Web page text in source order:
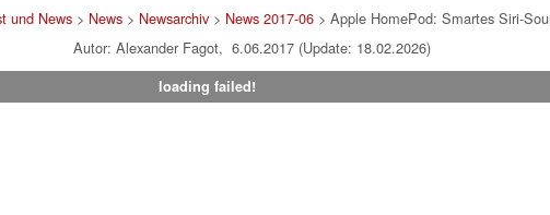
und News > News > Newsarchiv > News 2017-06 > Apple HomePod: Smartes Siri-
Autor: Alexander Fagot, 6.06.2017 (Update: 18.02.2026)
loading failed!